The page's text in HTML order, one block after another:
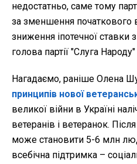
недостатньо, саме тому
за зменшення початкового
зниження іпотечної ставки
голова партії "Слуга
Нагадаємо, раніше Олена
принципів нової
великої війни в Україні
ветеранів і ветеранок.
може становити 5-6 млн
всебічна підтримка –